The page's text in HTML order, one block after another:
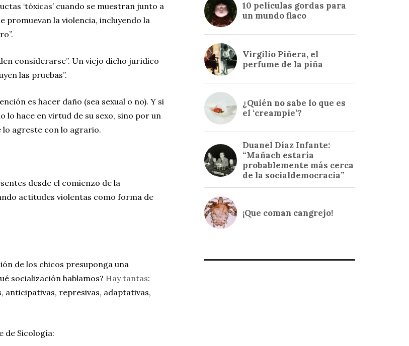
‘tóxicas’ cuando se muestran junto a
promuevan la violencia, incluyendo la
considerarse”. Un viejo dicho jurídico
las pruebas”.
es hacer daño (sea sexual o no). Y si
lo hace en virtud de su sexo, sino por un
lo agreste con lo agrario.
desde el comienzo de la
actitudes violentas como forma de
de los chicos presuponga una
socialización hablamos? Hay tantas:
represivas, adaptativas,
de Sicología: